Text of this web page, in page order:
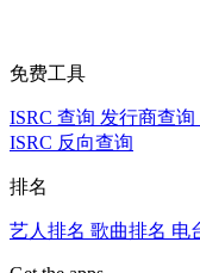
免费工具
ISRC 查询 发行商查询
ISRC 反向查询
排名
艺人排名 歌曲排名 电